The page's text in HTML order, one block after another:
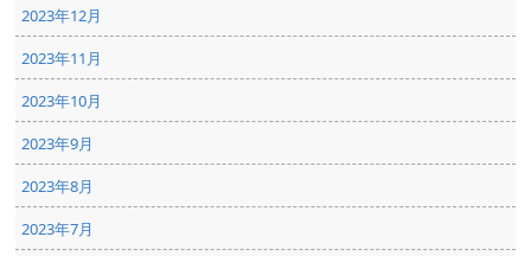
2023年12月
2023年11月
2023年10月
2023年9月
2023年8月
2023年7月